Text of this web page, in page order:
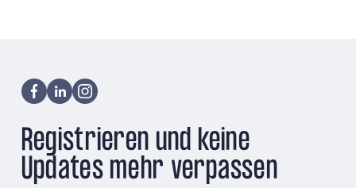
Registrieren und keine
Updates mehr verpassen